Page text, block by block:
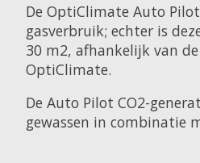
De OptiClimate Auto
gasverbruik; echter is
30 m2, afhankelijk van
OptiClimate.
De Auto Pilot CO2-
gewassen in combinatie